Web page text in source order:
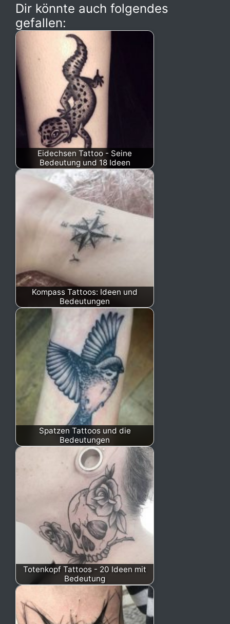
Dir könnte auch folgendes
gefallen:
Eidechsen Tattoo - Seine
Bedeutung und 18 Ideen
Kompass Tattoos: Ideen und
Bedeutungen
Spatzen Tattoos und die
Bedeutungen
Totenkopf Tattoos - 20 Ideen mit
Bedeutung